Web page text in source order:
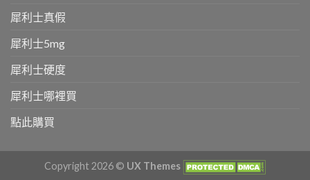
犀利士真假
犀利士5mg
犀利士硬度
犀利士哪裡買
點此購買
Copyright 2026 © UX Themes